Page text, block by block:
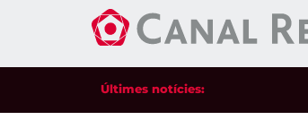
Últimes notícies: